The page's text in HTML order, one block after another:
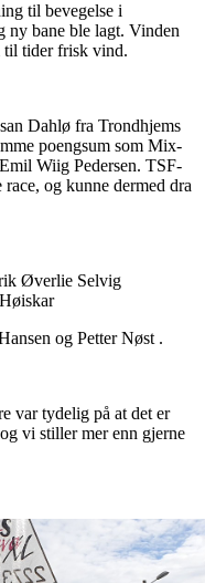
til bevegelse i
ny bane ble lagt. Vinden
til tider frisk vind.
Dahlø fra Trondhjems
poengsum som Mix-
Wiig Pedersen. TSF-
race, og kunne dermed dra
Øverlie Selvig
og Petter Nøst .
var tydelig på at det er
vi stiller mer enn gjerne